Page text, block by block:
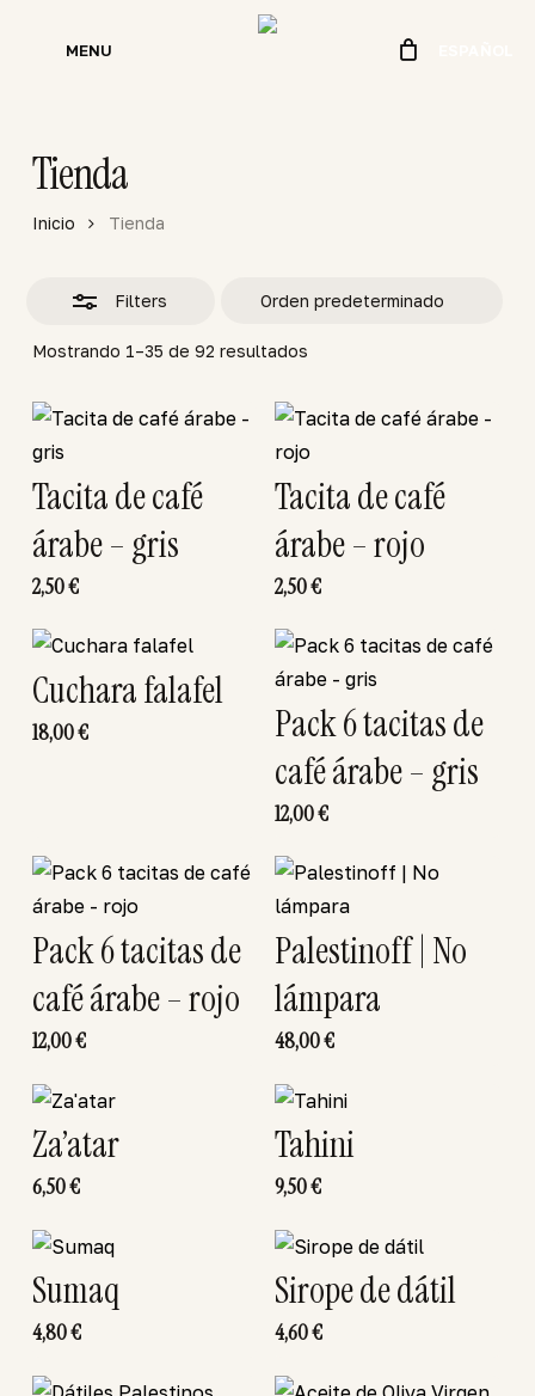
MENU
Tienda
Inicio Tienda
Filters
Mostrando 1–35 de 92 resultados
Tacita de café
árabe – gris
2,50€
Tacita de café
árabe – rojo
2,50€
Cuchara falafel
18,00€
Pack 6 tacitas de
café árabe – gris
12,00€
Pack 6 tacitas de
café árabe – rojo
12,00€
Palestinoff | No
lámpara
48,00€
Za’atar
6,50€
Tahini
9,50€
Sumaq
4,80€
Sirope de dátil
4,60€